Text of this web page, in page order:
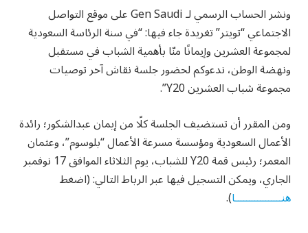
ونشر الحساب الرسمي لـ Gen Saudi على موقع التواصل
الاجتماعي “تويتر” تغريدة جاء فيها: “في سنة الرئاسة السعودية
لمجموعة العشرين وإيمانًا منّا بأهمية الشباب في مستقبل
ونهضة الوطن، ندعوكم لحضور جلسة نقاش آخر توصيات
مجموعة شباب العشرين Y20”.
ومن المقرر أن تستضيف الجلسة كلًا من إيمان عبدالشكور؛ رائدة
الأعمال السعودية ومؤسسة مسرعة الأعمال “بلوسوم”، وعثمان
المعمر؛ رئيس قمة Y20 للشباب، يوم الثلاثاء الموافق 17 نوفمبر
الجاري، ويمكن التسجيل فيها عبر الرباط التالي: (اضغط
هنـــــــــــــــــا).